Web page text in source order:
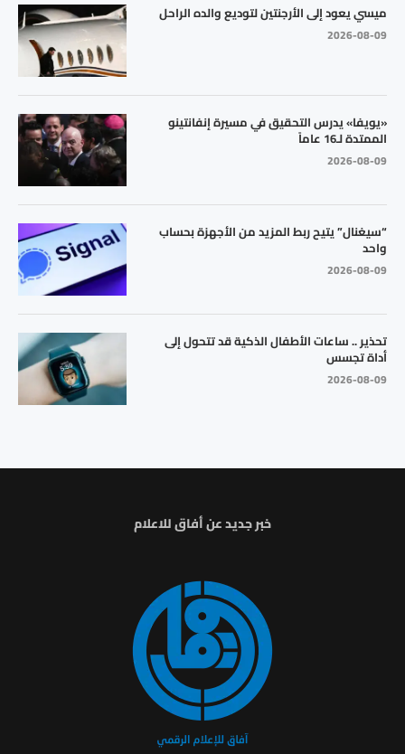
ميسي يعود إلى الأرجنتين لتوديع والده الراحل
2026-08-09
«يويفا» يدرس التحقيق في مسيرة إنفانتينو
الممتدة لـ16 عاماً
2026-08-09
“سيغنال” يتيح ربط المزيد من الأجهزة بحساب
واحد
2026-08-09
تحذير .. ساعات الأطفال الذكية قد تتحول إلى
أداة تجسس
2026-08-09
خبر جديد عن أفاق للاعلام